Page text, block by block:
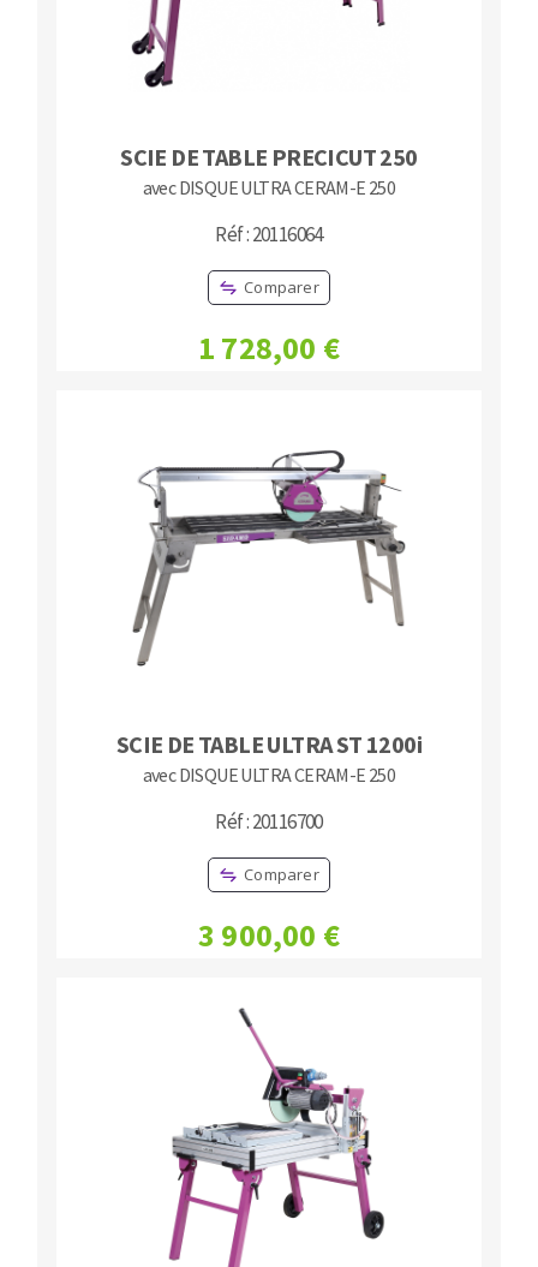
SCIE DE TABLE PRECICUT 250
avec DISQUE ULTRA CERAM-E 250
Réf : 20116064
Comparer
1 728,00 €
SCIE DE TABLE ULTRA ST 1200i
avec DISQUE ULTRA CERAM-E 250
Réf : 20116700
Comparer
3 900,00 €